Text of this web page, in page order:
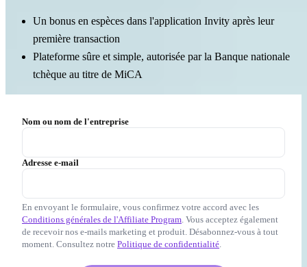
Un bonus en espèces dans l'application Invity après leur
première transaction
Plateforme sûre et simple, autorisée par la Banque nationale
tchèque au titre de MiCA
Nom ou nom de l'entreprise
Adresse e-mail
En envoyant le formulaire, vous confirmez votre accord avec les
Conditions générales de l'Affiliate Program. Vous acceptez également
de recevoir nos e-mails marketing et produit. Désabonnez-vous à tout
moment. Consultez notre Politique de confidentialité.